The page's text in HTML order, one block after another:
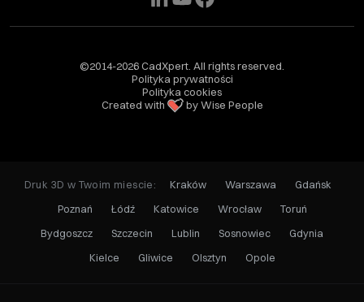
©2014-2026 CadXpert. All rights reserved.
Polityka prywatności
Polityka cookies
Created with
by Wise People
Druk 3D w Twoim miescie: Kraków Warszawa
Gdańsk
Poznań
Łódź Katowice Wrocław
Toruń
Bydgoszcz
Szczecin Lublin Sosnowiec
Gdynia
Kielce
Gliwice Olsztyn Opole